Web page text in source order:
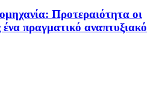
Προτεραιότητα οι
ένα πραγματικό αναπτυξιακό